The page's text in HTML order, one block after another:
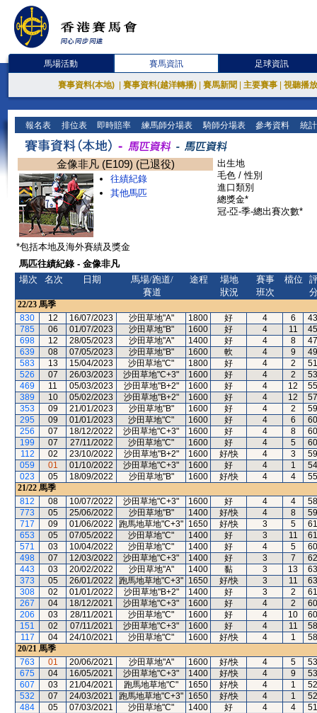
馬場活動 賽馬資訊 足球資訊
賽事資料(本地) 賽事資料(越洋轉播) 賽馬新聞 主要賽事 視聽播
報名表 排位表 即時賠率 練馬師分場表 騎師分場表 參考資料 統
金像非凡 (E109) (已退役)
往績紀錄
其他馬匹
出生地
毛色 / 性別
進口類別
總獎金*
冠-亞-季-總出賽次數*
*包括本地及海外賽績及獎金
馬匹往績紀錄 - 金像非凡
場次
名次 日期
馬場/跑道/
賽道
途程
場地
狀況
賽事
班次
檔位
22/23 馬季
830
12 16/07/2023 沙田草地"A" 1800 好 4 6
43
785
06 01/07/2023 沙田草地"B" 1600 好 4 11
45
698
12 28/05/2023 沙田草地"A" 1400 好 4 8
47
639
08 07/05/2023 沙田草地"B" 1600 軟 4 9
49
583
13 15/04/2023 沙田草地"C" 1800 好 4 2
51
526
07 26/03/2023 沙田草地"C+3" 1600 好 4 2
53
469
11 05/03/2023 沙田草地"B+2" 1600 好 4 12
55
389
10 05/02/2023 沙田草地"B+2" 1600 好 4 12
57
353
09 21/01/2023 沙田草地"B" 1600 好 4 2
59
295
09 01/01/2023 沙田草地"C" 1600 好 4 6
60
256
07 18/12/2022 沙田草地"C+3" 1600 好 4 8
60
199
07 27/11/2022 沙田草地"C" 1600 好 4 5
60
112
02 23/10/2022 沙田草地"B+2" 1600 好/快 4 3
59
059
01 01/10/2022 沙田草地"C+3" 1600 好 4 1
54
023
05 18/09/2022 沙田草地"B" 1600 好/快 4 4
55
21/22 馬季
812
08 10/07/2022 沙田草地"C+3" 1600 好 4 4
58
773
05 25/06/2022 沙田草地"B" 1400 好/快 4 8
59
717
09 01/06/2022 跑馬地草地"C+3" 1650 好/快 3 5
61
653
05 07/05/2022 沙田草地"C" 1400 好 3 11
61
571
03 10/04/2022 沙田草地"C" 1400 好 4 5
60
498
07 12/03/2022 沙田草地"C+3" 1400 好 3 7
62
443
03 20/02/2022 沙田草地"A" 1400 黏 3 13
63
373
05 26/01/2022 跑馬地草地"C+3" 1650 好/快 3 11
63
308
02 01/01/2022 沙田草地"B+2" 1400 好 3 2
61
267
04 18/12/2021 沙田草地"C+3" 1600 好 4 2
60
206
03 28/11/2021 沙田草地"C" 1600 好 4 10
60
151
02 07/11/2021 沙田草地"C+3" 1600 好 4 11
58
117
04 24/10/2021 沙田草地"C" 1600 好/快 4 1
58
20/21 馬季
763
01 20/06/2021 沙田草地"A" 1600 好/快 4 5
53
675
04 16/05/2021 沙田草地"C+3" 1400 好/快 4 9
53
607
03 21/04/2021 跑馬地草地"C" 1650 好/快 4 1
52
532
07 24/03/2021 跑馬地草地"C+3" 1650 好/快 4 1
52
484
05 07/03/2021 沙田草地"C" 1400 好 4 4
51